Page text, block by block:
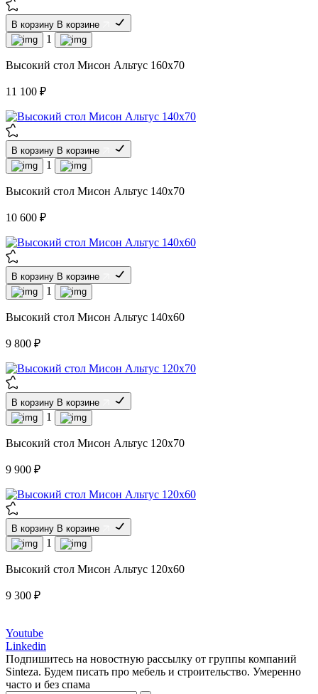
В корзину В корзине
1
Высокий стол Мисон Альтус 160х70
11 100 ₽
В корзину В корзине
1
Высокий стол Мисон Альтус 140х70
10 600 ₽
В корзину В корзине
1
Высокий стол Мисон Альтус 140х60
9 800 ₽
В корзину В корзине
1
Высокий стол Мисон Альтус 120х70
9 900 ₽
В корзину В корзине
1
Высокий стол Мисон Альтус 120х60
9 300 ₽
Youtube
Linkedin
Подпишитесь на новостную рассылку от группы компаний
Sinteza. Будем писать про мебель и строительство. Умеренно
часто и без спама